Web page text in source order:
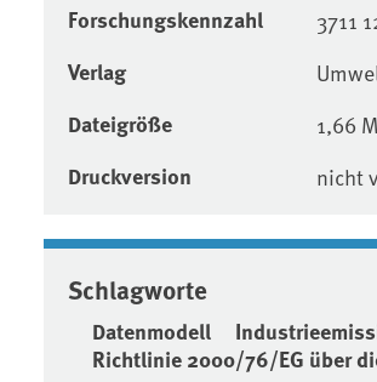
Forschungskennzahl 3711
Verlag
Dateigröße 1,66
Druckversion nicht
Schlagworte
Datenmodell
Richtlinie 2000/76/EG über